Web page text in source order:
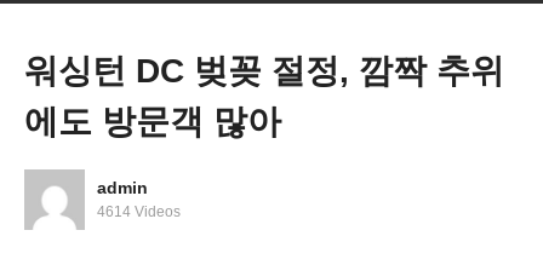
워싱턴 DC 벚꽂 절정, 깜짝 추위
에도 방문객 많아
admin
4614 Videos